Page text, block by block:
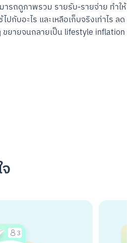
ารถดูภาพรวม รายรับ-รายจ่าย ทำให้
กับอะไร และเหลือเก็บจริงเท่าไร ลด
ขยายจนกลายเป็น lifestyle inflation